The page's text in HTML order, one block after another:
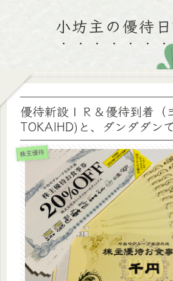
小坊主の優待
優待新設ＩＲ＆優待到着（
TOKAIHD)と、ダンダダン
株主優待